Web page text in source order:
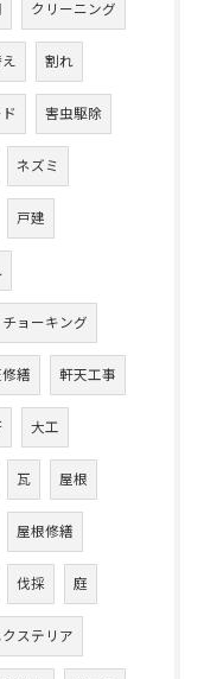
クリーニング
割れ
害虫駆除
ネズミ
戸建
チョーキング
繕 軒天工事
大工
瓦 屋根
屋根修繕
伐採 庭
ステリア